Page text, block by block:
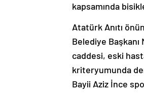
kapsamında
Atatürk Anıtı
Belediye
caddesi, eski
kriteryumunda
Bayii Aziz İnce